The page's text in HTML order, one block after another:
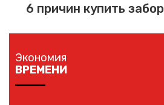
6 причин купить забор
Экономия
ВРЕМЕНИ